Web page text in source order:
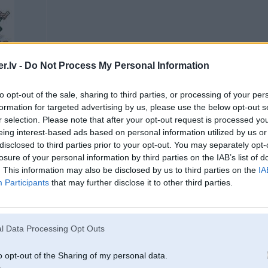
- Do Not Process My Personal Information
opt-out of the sale, sharing to third parties, or processing of your
for targeted advertising by us, please use the below opt-out
selection. Please note that after your opt-out request is processed
interest-based ads based on personal information utilized by us
to third parties prior to your opt-out. You may separately
of your personal information by third parties on the IAB’s list of
This information may also be disclosed by us to third parties on the
Participants that may further disclose it to other third parties.
Data Processing Opt Outs
opt-out of the Sharing of my personal data.
blad
20. Nov 2016, 09:54
525 TDS
20 Nov 2016, 05:06:04@spriditisrakstīja:
Piektdienas trollis ibio
Jaa trololo.
20. Nov 2016, 10:02